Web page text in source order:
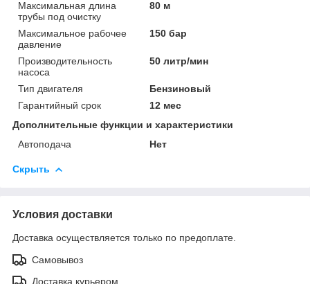
Максимальная длина
трубы под очистку
80 м
Максимальное рабочее
давление
150 бар
Производительность
насоса
50 литр/мин
Тип двигателя
Бензиновый
Гарантийный срок
12 мес
Дополнительные функции и характеристики
Автоподача
Нет
Скрыть
Условия доставки
Доставка осуществляется только по предоплате.
Самовывоз
Доставка курьером